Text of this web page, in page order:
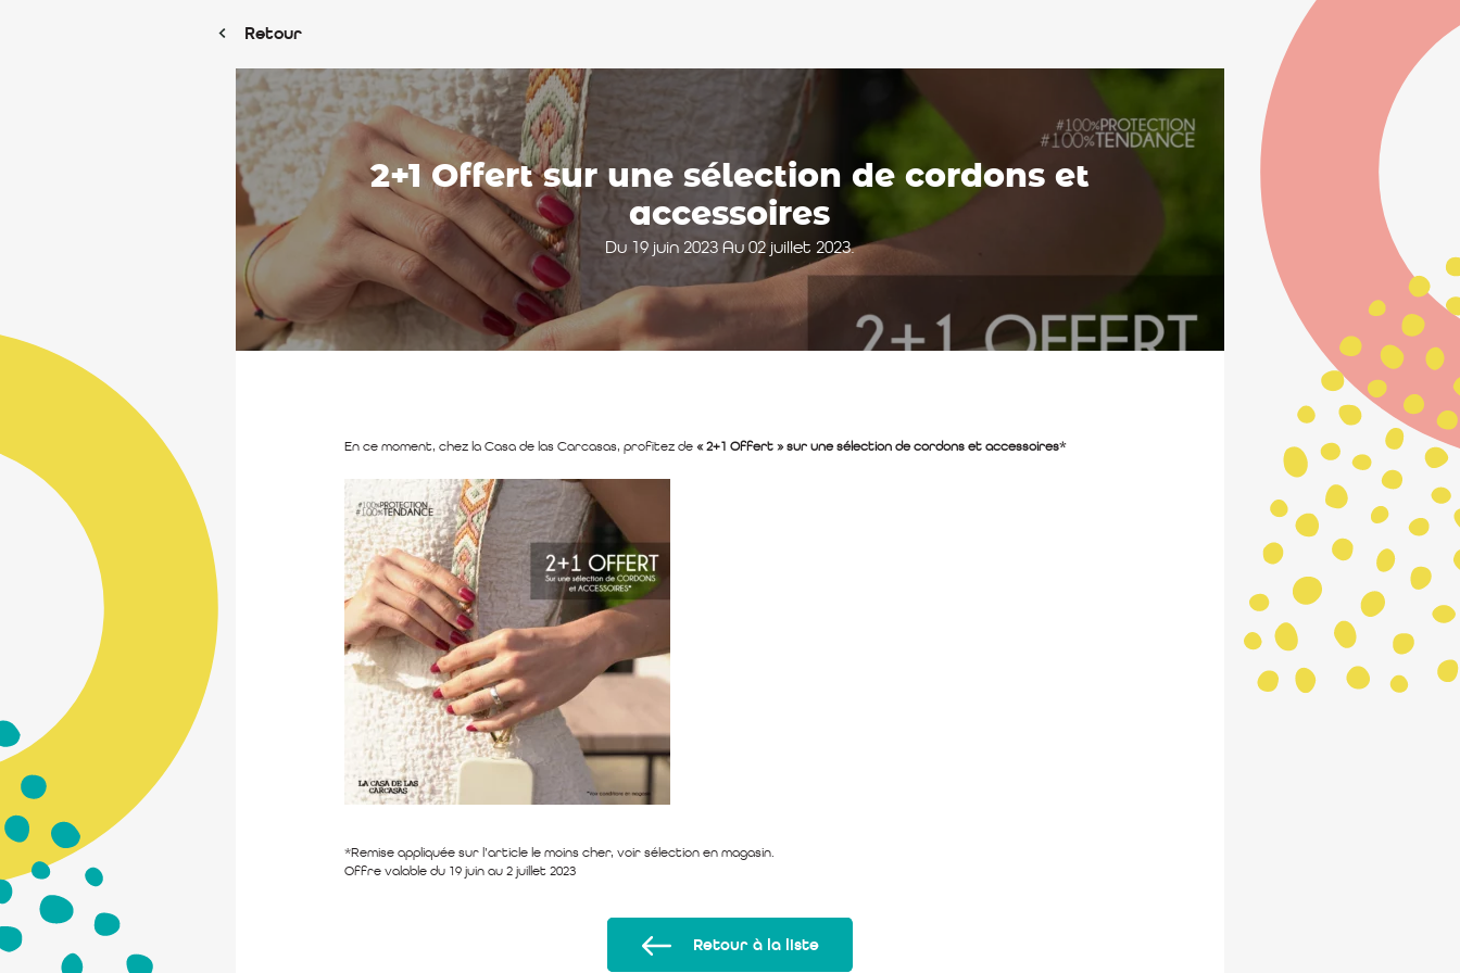
Retour
2+1 Offert sur une sélection de cordons et
accessoires
Du 19 juin 2023 Au 02 juillet 2023.
En ce moment, chez la Casa de las Carcasas, profitez de « 2+1 Offert » sur une sélection de cordons et accessoires*
*Remise appliquée sur l’article le moins cher, voir sélection en magasin.
Offre valable du 19 juin au 2 juillet 2023
Retour à la liste